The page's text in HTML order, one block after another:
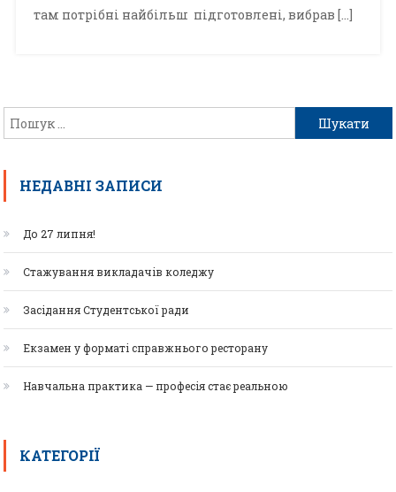
там потрібні найбільш підготовлені, вибрав […]
НЕДАВНІ ЗАПИСИ
До 27 липня!
Стажування викладачів коледжу
Засідання Студентської ради
Екзамен у форматі справжнього ресторану
Навчальна практика — професія стає реальною
КАТЕГОРІЇ